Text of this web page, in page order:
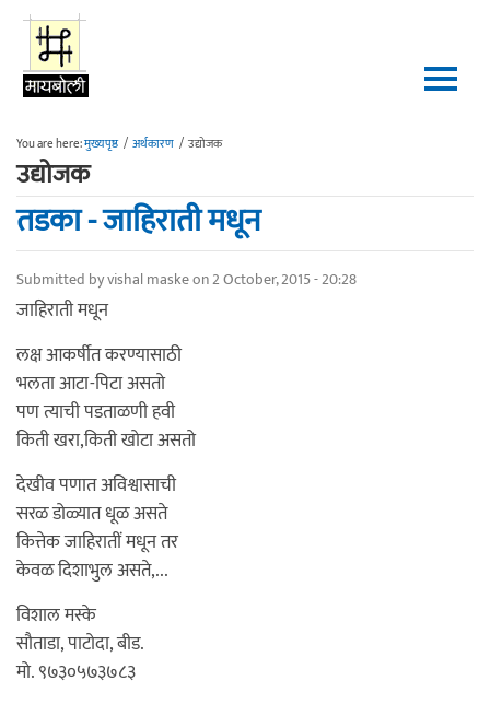
Skip to main content
You are here:मुख्यपृष्ठ / अर्थकारण / उद्योजक
उद्योजक
तडका - जाहिराती मधून
Submitted byvishal maskeon 2 October, 2015 - 20:28
जाहिराती मधून
लक्ष आकर्षीत करण्यासाठी
भलता आटा-पिटा असतो
पण त्याची पडताळणी हवी
किती खरा,किती खोटा असतो
देखीव पणात अविश्वासाची
सरळ डोळ्यात धूळ असते
कित्तेक जाहिरातीं मधून तर
केवळ दिशाभुल असते,...
विशाल मस्के
सौताडा, पाटोदा, बीड.
मो. ९७३०५७३७८३